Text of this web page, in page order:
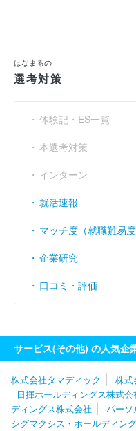
売上伸び率
営業利益率 （％）
経常利益率 （％）
はなまるの
選考対策
体験記・ES一覧
本選考対策
インターン
就活速報
マッチ度（就職難易度
企業研究
口コミ・評価
サービス(その他) の人気企
株式会社タマディック
株式
日揮ホールディングス株式会
ディングス株式会社
パーソ
シグマクシス・ホールディン